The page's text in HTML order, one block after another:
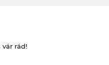
rád!